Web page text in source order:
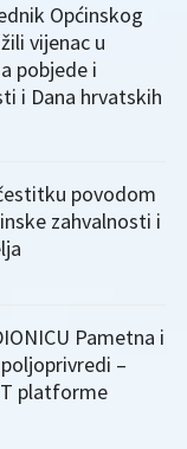
Općinskog
vijenac u
pobjede i
i Dana hrvatskih
povodom
zahvalnosti i
Pametna i
–
platforme